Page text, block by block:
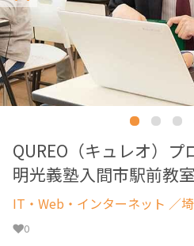
QUREO（キュレオ）プ
明光義塾入間市駅前教室
IT・Web・インターネット ／
0